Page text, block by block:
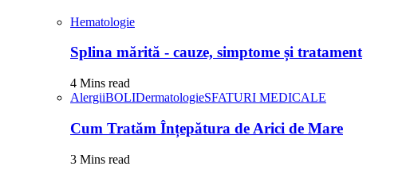
Hematologie
Splina mărită - cauze, simptome și tratament
4 Mins read
AlergiiBOLIDermatologieSFATURI MEDICALE
Cum Tratăm Înțepătura de Arici de Mare
3 Mins read